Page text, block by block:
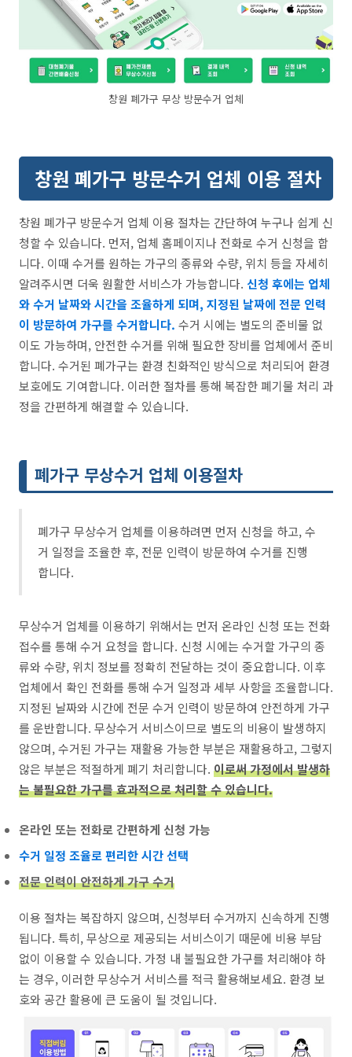
창원 폐가구 무상 방문수거 업체
창원 폐가구 방문수거 업체 이용 절차
창원 폐가구 방문수거 업체 이용 절차는 간단하여 누구나 쉽게 신
청할 수 있습니다. 먼저, 업체 홈페이지나 전화로 수거 신청을 합
니다. 이때 수거를 원하는 가구의 종류와 수량, 위치 등을 자세히
알려주시면 더욱 원활한 서비스가 가능합니다. 신청 후에는 업체
와 수거 날짜와 시간을 조율하게 되며, 지정된 날짜에 전문 인력
이 방문하여 가구를 수거합니다. 수거 시에는 별도의 준비물 없
이도 가능하며, 안전한 수거를 위해 필요한 장비를 업체에서 준비
합니다. 수거된 폐가구는 환경 친화적인 방식으로 처리되어 환경
보호에도 기여합니다. 이러한 절차를 통해 복잡한 폐기물 처리 과
정을 간편하게 해결할 수 있습니다.
폐가구 무상수거 업체 이용절차
폐가구 무상수거 업체를 이용하려면 먼저 신청을 하고, 수
거 일정을 조율한 후, 전문 인력이 방문하여 수거를 진행
합니다.
무상수거 업체를 이용하기 위해서는 먼저 온라인 신청 또는 전화
접수를 통해 수거 요청을 합니다. 신청 시에는 수거할 가구의 종
류와 수량, 위치 정보를 정확히 전달하는 것이 중요합니다. 이후
업체에서 확인 전화를 통해 수거 일정과 세부 사항을 조율합니다.
지정된 날짜와 시간에 전문 수거 인력이 방문하여 안전하게 가구
를 운반합니다. 무상수거 서비스이므로 별도의 비용이 발생하지
않으며, 수거된 가구는 재활용 가능한 부분은 재활용하고, 그렇지
않은 부분은 적절하게 폐기 처리합니다. 이로써 가정에서 발생하
는 불필요한 가구를 효과적으로 처리할 수 있습니다.
온라인 또는 전화로 간편하게 신청 가능
수거 일정 조율로 편리한 시간 선택
전문 인력이 안전하게 가구 수거
이용 절차는 복잡하지 않으며, 신청부터 수거까지 신속하게 진행
됩니다. 특히, 무상으로 제공되는 서비스이기 때문에 비용 부담
없이 이용할 수 있습니다. 가정 내 불필요한 가구를 처리해야 하
는 경우, 이러한 무상수거 서비스를 적극 활용해보세요. 환경 보
호와 공간 활용에 큰 도움이 될 것입니다.